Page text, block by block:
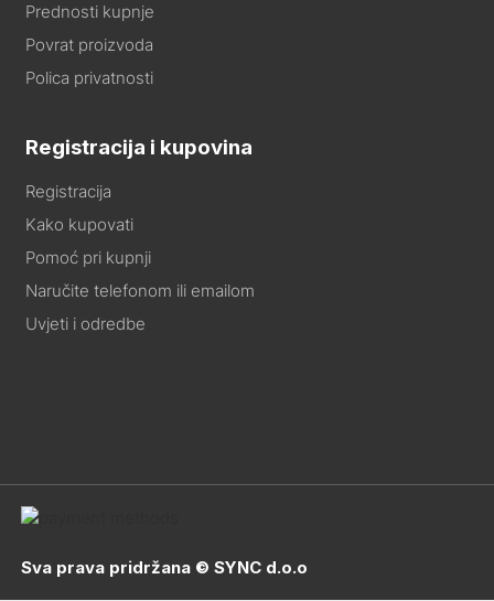
Prednosti kupnje
Povrat proizvoda
Polica privatnosti
Registracija i kupovina
Registracija
Kako kupovati
Pomoć pri kupnji
Naručite telefonom ili emailom
Uvjeti i odredbe
Sva prava pridržana © SYNC d.o.o